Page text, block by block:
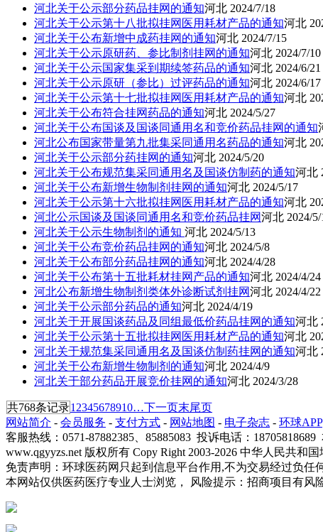
河北关于公示部分药品挂网的通知河北 2024/7/18
河北关于公示第十八批拟挂网医用耗材产品的通知河北
河北关于公布新增中成药挂网的通知河北 2024/7/15
河北关于公示原研药、参比制剂挂网的通知河北 2024/7/10
河北关于公示国家集采到期续签药品的通知河北 2024/6/21
河北关于公示原研（参比）过评药品的通知河北 2024/6/17
河北关于公示第十七批拟挂网医用耗材产品的通知河北
河北关于公布符合挂网药品的通知河北 2024/5/27
河北关于公布国谈及国谈同通用名和竞价药品挂网的通知
河北公布国家带量第九批集采同通用名药品的通知河北
河北关于公示部分药挂网的通知河北 2024/5/20
河北关于公布规范集采同通用名及国谈仿制药的通知河北
河北关于公布新增生物制剂挂网的通知河北 2024/5/17
河北关于公示第十六批拟挂网医用耗材产品的通知河北
河北公示国谈及国谈同通用名和竞价药品挂网河北 2024/
河北关于公示生物制剂的通知 河北 2024/5/13
河北关于公布竞价药品挂网的通知河北 2024/5/8
河北关于公布部分药品挂网的通知河北 2024/4/28
河北关于公布第十五批耗材挂网产品的通知河北 2024/4/24
河北公布新增生物制剂类体外诊断试剂挂网河北 2024/4/22
河北关于公示部分药品的通知河北 2024/4/19
河北关于开展国谈药品及同组最低价药品挂网的通知河北
河北关于公示第十五批拟挂网医用耗材产品的通知河北
河北关于规范集采同通用名及国谈仿制药挂网的通知河北
河北关于公布新增生物制剂的通知河北 2024/4/9
河北关于部分药品开展竞价挂网的通知河北 2024/3/28
共768条记录1 2345678910…下一页末尾页
网站简介 - 会员服务 - 支付方式 - 网站地图 - 电子杂志 - 环球APP
客服热线：0571-87882385、85885083 投诉电话：
www.qgyyzs.net 版权所有 Copy Right 2003-2026 中华人民共和
免责声明：环球医药网只起到信息平台作用,不为交易经过负任
本网站仅供医药医疗专业人士浏览， 风险提示：招商项目有风